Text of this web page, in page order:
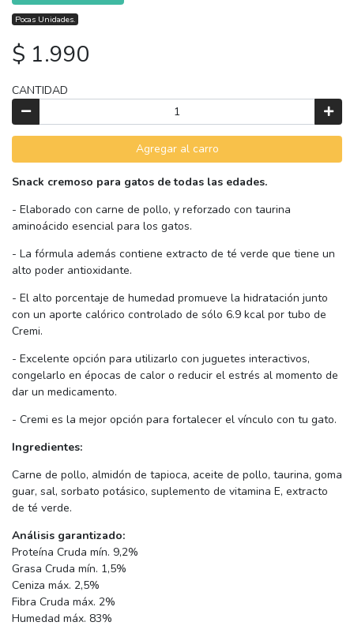
Pocas Unidades.
$ 1.990
CANTIDAD
Agregar al carro
Snack cremoso para gatos de todas las edades.
- Elaborado con carne de pollo, y reforzado con taurina
aminoácido esencial para los gatos.
- La fórmula además contiene extracto de té verde que tiene un
alto poder antioxidante.
- El alto porcentaje de humedad promueve la hidratación junto
con un aporte calórico controlado de sólo 6.9 kcal por tubo de
Cremi.
- Excelente opción para utilizarlo con juguetes interactivos,
congelarlo en épocas de calor o reducir el estrés al momento de
dar un medicamento.
- Cremi es la mejor opción para fortalecer el vínculo con tu gato.
Ingredientes:
Carne de pollo, almidón de tapioca, aceite de pollo, taurina, goma
guar, sal, sorbato potásico, suplemento de vitamina E, extracto
de té verde.
Análisis garantizado:
Proteína Cruda mín. 9,2%
Grasa Cruda mín. 1,5%
Ceniza máx. 2,5%
Fibra Cruda máx. 2%
Humedad máx. 83%